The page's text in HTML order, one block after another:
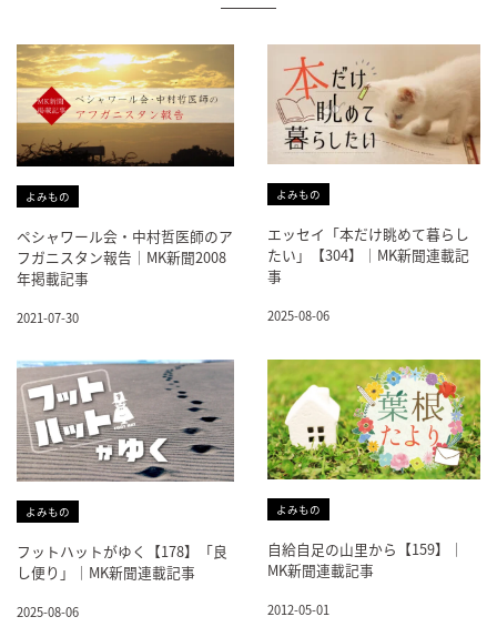
よみもの
ペシャワール会・中村哲医師のア
フガニスタン報告｜MK新聞2008
年掲載記事
2021-07-30
よみもの
エッセイ「本だけ眺めて暮らし
たい」【304】｜MK新聞連載記
事
2025-08-06
よみもの
フットハットがゆく【178】「良
し便り」｜MK新聞連載記事
2025-08-06
よみもの
自給自足の山里から【159】｜
MK新聞連載記事
2012-05-01